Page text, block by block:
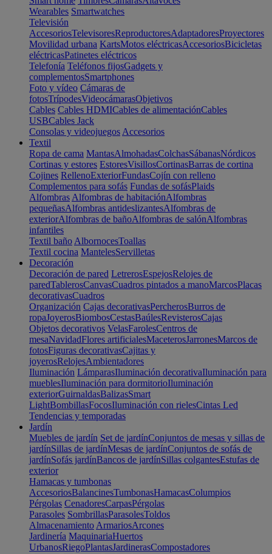
Wearables Smartwatches
Televisión
AccesoriosTelevisoresReproductoresAdaptadoresProyectores
Movilidad urbana KartsMotos eléctricasAccesoriosBicicletas
eléctricasPatinetes eléctricos
Telefonía Teléfonos fijosGadgets y
complementosSmartphones
Foto y vídeo Cámaras de
fotosTrípodesVideocámarasObjetivos
Cables Cables HDMICables de alimentaciónCables
USBCables Jack
Consolas y videojuegos Accesorios
Textil
Ropa de cama MantasAlmohadasColchasSábanasNórdicos
Cortinas y estores EstoresVisillosCortinasBarras de cortina
Cojines RellenoExteriorFundasCojín con relleno
Complementos para sofás Fundas de sofásPlaids
Alfombras Alfombras de habitaciónAlfombras
pequeñasAlfombras antideslizantesAlfombras de
exteriorAlfombras de bañoAlfombras de salónAlfombras
infantiles
Textil baño AlbornocesToallas
Textil cocina MantelesServilletas
Decoración
Decoración de pared LetrerosEspejosRelojes de
paredTablerosCanvasCuadros pintados a manoMarcosPlacas
decorativasCuadros
Organización Cajas decorativasPercherosBurros de
ropaJoyerosBiombosCestasBaúlesRevisterosCajas
Objetos decorativos VelasFarolesCentros de
mesaNavidadFlores artificialesMaceterosJarronesMarcos de
fotosFiguras decorativasCajitas y
joyerosRelojesAmbientadores
Iluminación LámparasIluminación decorativaIluminación para
mueblesIluminación para dormitorioIluminación
exteriorGuirnaldasBalizasSmart
LightBombillasFocosIluminación con rielesCintas Led
Tendencias y temporadas
Jardín
Muebles de jardín Set de jardínConjuntos de mesas y sillas de
jardínSillas de jardínMesas de jardínConjuntos de sofás de
jardínSofás jardínBancos de jardínSillas colgantesEstufas de
exterior
Hamacas y tumbonas
AccesoriosBalancinesTumbonasHamacasColumpios
Pérgolas CenadoresCarpasPérgolas
Parasoles SombrillasParasolesToldos
Almacenamiento ArmariosArcones
Jardinería MaquinariaHuertos
UrbanosRiegoPlantasJardinerasCompostadores